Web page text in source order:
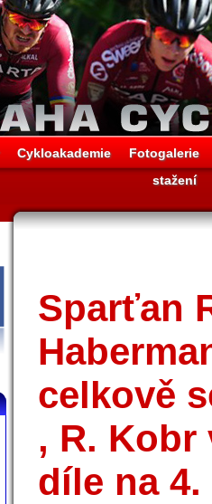
Cykloakademie
Fotogalerie
stažení
Sparťan
celkově
, R.
díle na